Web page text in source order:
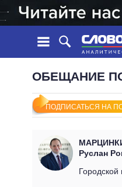
ЛЕНТА
СОБЫТИЯ
СТАТЬИ
МНЕНИЯ
ОБЗОРЫ
ВСЕ ПОЛИТИКИ
ПРЕЗИДЕНТ И
ОБЕЩАНИЕ
ПОДПИСАТЬСЯ НА
Руслан
Городской